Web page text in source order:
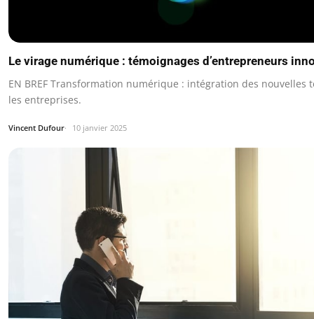
Le virage numérique : témoignages d’entrepreneurs
EN BREF Transformation numérique : intégration des nouvelles
les entreprises.
Vincent Dufour 10 janvier 2025